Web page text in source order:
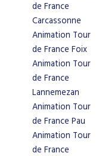
de France
Carcassonne
Animation Tour
de France Foix
Animation Tour
de France
Lannemezan
Animation Tour
de France Pau
Animation Tour
de France